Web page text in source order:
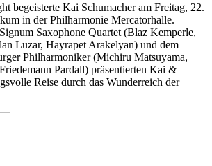
begeisterte Kai Schumacher am Freitag, 22.
in der Philharmonie Mercatorhalle.
Saxophone Quartet (Blaz Kemperle,
Luzar, Hayrapet Arakelyan) und dem
Philharmoniker (Michiru Matsuyama,
Pardall) präsentierten Kai &
Reise durch das Wunder­reich der